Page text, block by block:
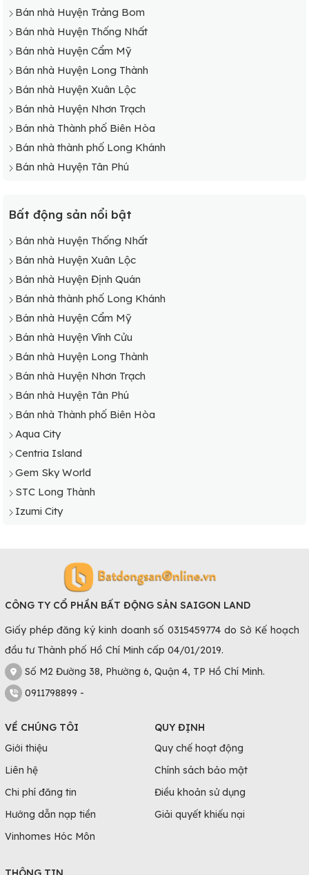
Bán nhà Huyện Trảng Bom
Bán nhà Huyện Thống Nhất
Bán nhà Huyện Cẩm Mỹ
Bán nhà Huyện Long Thành
Bán nhà Huyện Xuân Lộc
Bán nhà Huyện Nhơn Trạch
Bán nhà Thành phố Biên Hòa
Bán nhà thành phố Long Khánh
Bán nhà Huyện Tân Phú
Bất động sản nổi bật
Bán nhà Huyện Thống Nhất
Bán nhà Huyện Xuân Lộc
Bán nhà Huyện Định Quán
Bán nhà thành phố Long Khánh
Bán nhà Huyện Cẩm Mỹ
Bán nhà Huyện Vĩnh Cửu
Bán nhà Huyện Long Thành
Bán nhà Huyện Nhơn Trạch
Bán nhà Huyện Tân Phú
Bán nhà Thành phố Biên Hòa
Aqua City
Centria Island
Gem Sky World
STC Long Thành
Izumi City
CÔNG TY CỔ PHẦN BẤT ĐỘNG SẢN SAIGON LAND
Giấy phép đăng ký kinh doanh số 0315459774 do Sở Kế hoạch
đầu tư Thành phố Hồ Chí Minh cấp 04/01/2019.
Số M2 Đường 38, Phường 6, Quận 4, TP Hồ Chí Minh.
0911798899 -
VỀ CHÚNG TÔI
Giới thiệu
Liên hệ
Chi phí đăng tin
Hướng dẫn nạp tiền
Vinhomes Hóc Môn
QUY ĐỊNH
Quy chế hoạt động
Chính sách bảo mật
Điều khoản sử dụng
Giải quyết khiếu nại